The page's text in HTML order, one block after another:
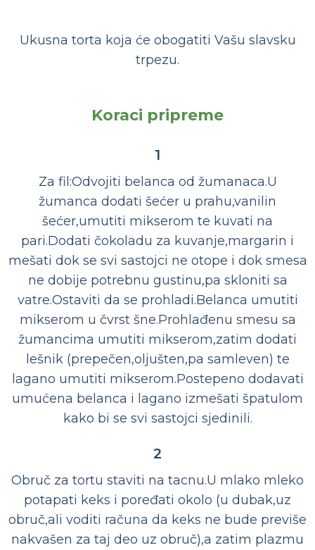
Ukusna torta koja će obogatiti Vašu slavsku
trpezu.
Koraci pripreme
1
Za fil:Odvojiti belanca od žumanaca.U
žumanca dodati šećer u prahu,vanilin
šećer,umutiti mikserom te kuvati na
pari.Dodati čokoladu za kuvanje,margarin i
mešati dok se svi sastojci ne otope i dok smesa
ne dobije potrebnu gustinu,pa skloniti sa
vatre.Ostaviti da se prohladi.Belanca umutiti
mikserom u čvrst šne.Prohlađenu smesu sa
žumancima umutiti mikserom,zatim dodati
lešnik (prepečen,oljušten,pa samleven) te
lagano umutiti mikserom.Postepeno dodavati
umućena belanca i lagano izmešati špatulom
kako bi se svi sastojci sjedinili.
2
Obruč za tortu staviti na tacnu.U mlako mleko
potapati keks i poređati okolo (u dubak,uz
obruč,ali voditi računa da keks ne bude previše
nakvašen za taj deo uz obruč),a zatim plazmu